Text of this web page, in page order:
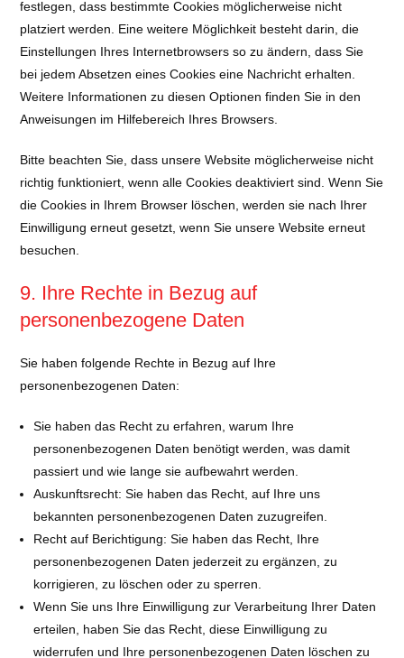
festlegen, dass bestimmte Cookies möglicherweise nicht
platziert werden. Eine weitere Möglichkeit besteht darin, die
Einstellungen Ihres Internetbrowsers so zu ändern, dass Sie
bei jedem Absetzen eines Cookies eine Nachricht erhalten.
Weitere Informationen zu diesen Optionen finden Sie in den
Anweisungen im Hilfebereich Ihres Browsers.
Bitte beachten Sie, dass unsere Website möglicherweise nicht
richtig funktioniert, wenn alle Cookies deaktiviert sind. Wenn Sie
die Cookies in Ihrem Browser löschen, werden sie nach Ihrer
Einwilligung erneut gesetzt, wenn Sie unsere Website erneut
besuchen.
9. Ihre Rechte in Bezug auf
personenbezogene Daten
Sie haben folgende Rechte in Bezug auf Ihre
personenbezogenen Daten:
Sie haben das Recht zu erfahren, warum Ihre
personenbezogenen Daten benötigt werden, was damit
passiert und wie lange sie aufbewahrt werden.
Auskunftsrecht: Sie haben das Recht, auf Ihre uns
bekannten personenbezogenen Daten zuzugreifen.
Recht auf Berichtigung: Sie haben das Recht, Ihre
personenbezogenen Daten jederzeit zu ergänzen, zu
korrigieren, zu löschen oder zu sperren.
Wenn Sie uns Ihre Einwilligung zur Verarbeitung Ihrer Daten
erteilen, haben Sie das Recht, diese Einwilligung zu
widerrufen und Ihre personenbezogenen Daten löschen zu